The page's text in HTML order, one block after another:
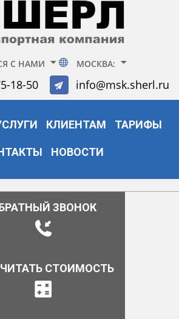
С НАМИ МОСКВА:
18-50 info@msk.sherl.ru
КЛИЕНТАМ ТАРИФЫ
НОВОСТИ
ЗВОНОК
СТОИМОСТЬ